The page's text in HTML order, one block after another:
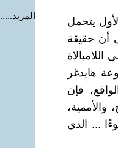
يتحمل
أن حقيقة
هايدغر
فإن
... الذي
المزيد.....